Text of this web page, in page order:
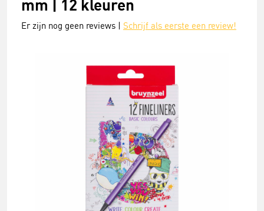
mm | 12 kleuren
Er zijn nog geen reviews | Schrijf als eerste een review!